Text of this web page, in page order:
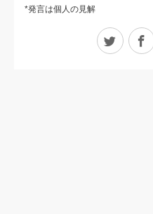
*発言は個人の見解
Twitter